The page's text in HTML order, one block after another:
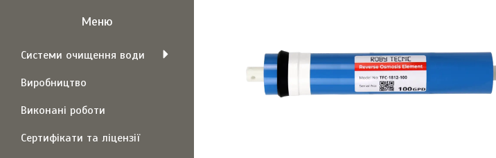
Системи очищення води
Виробництво
Виконані роботи
Сертифікати та ліцензії